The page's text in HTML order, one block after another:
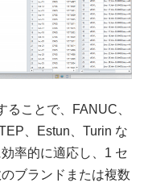
ことで、FANUC、
、Estun、Turin な
率的に適応し、1 セ
ブランドまたは複数